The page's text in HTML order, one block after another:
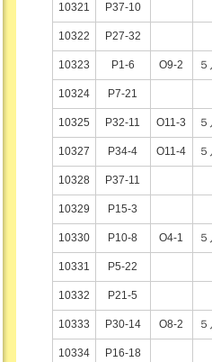
10321 P37-10
10322 P27-32
10323 P1-6 O9-2
10324 P7-21
10325 P32-11 O11-3
10327 P34-4 O11-4
10328 P37-11
10329 P15-3
10330 P10-8 O4-1
10331 P5-22
10332 P21-5
10333 P30-14 O8-2
10334 P16-18